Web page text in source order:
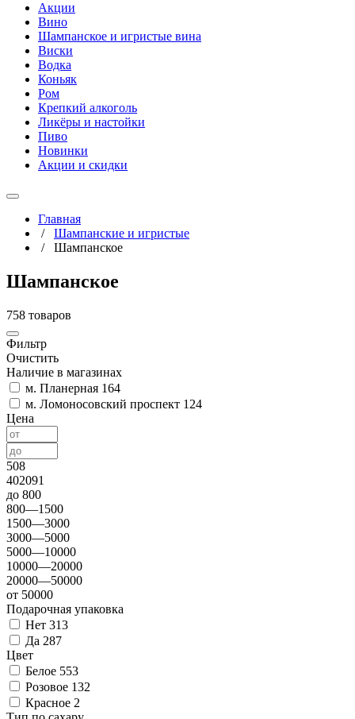
Акции
Вино
Шампанское и игристые вина
Виски
Водка
Коньяк
Ром
Крепкий алкоголь
Ликёры и настойки
Пиво
Новинки
Акции и скидки
Главная
/ Шампанские и игристые
/ Шампанское
Шампанское
758 товаров
Фильтр
Очистить
Наличие в магазинах
м. Планерная 164
м. Ломоносовский проспект 124
Цена
508
402091
до 800
800—1500
1500—3000
3000—5000
5000—10000
10000—20000
20000—50000
от 50000
Подарочная упаковка
Нет 313
Да 287
Цвет
Белое 553
Розовое 132
Красное 2